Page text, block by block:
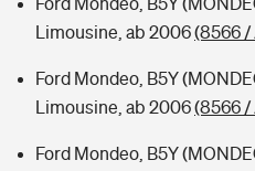
Limousine, ab 2006(8566 /
Ford Mondeo, B5Y
Limousine, ab 2006(8566 /
Ford Mondeo, B5Y